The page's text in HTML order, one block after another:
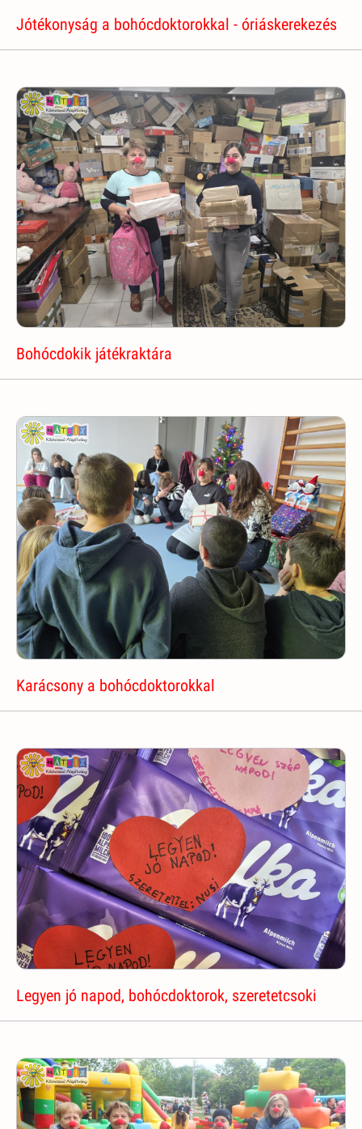
Jótékonyság a bohócdoktorokkal - óriáskerekezés
Bohócdokik játékraktára
Karácsony a bohócdoktorokkal
Legyen jó napod, bohócdoktorok, szeretetcsoki